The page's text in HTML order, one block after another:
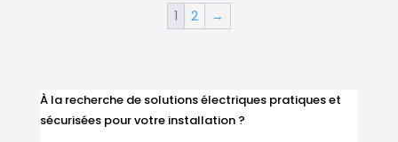
1 2 →
À la recherche de solutions électriques pratiques et
sécurisées pour votre installation ?